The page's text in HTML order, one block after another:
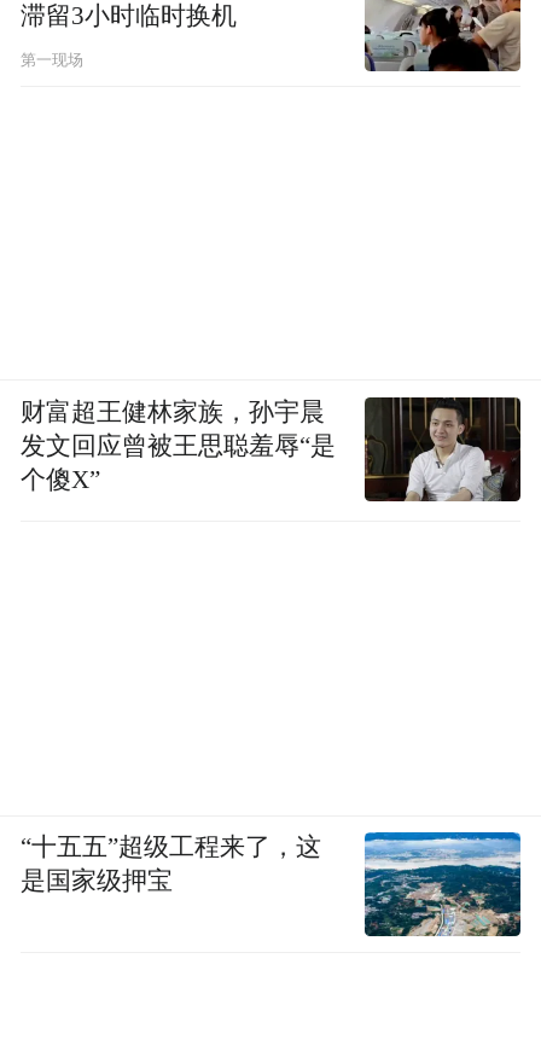
滞留3小时临时换机
第一现场
财富超王健林家族，孙宇晨
发文回应曾被王思聪羞辱“是
个傻X”
“十五五”超级工程来了，这
是国家级押宝